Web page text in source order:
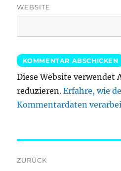
WEBSITE
Diese Website verwendet
reduzieren.Erfahre, wie
Kommentardaten
ZURÜCK